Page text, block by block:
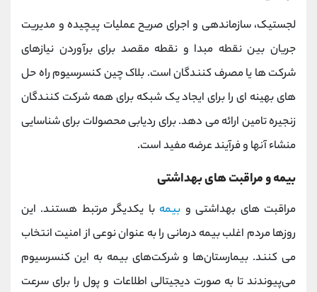
لجستیک، سازماندهی و اجرای صریح عملیات پیچیده و مدیریت
جریان بین نقطه مبدا و نقطه مقصد برای برآوردن نیازهای
شرکت ها یا مصرف کنندگان است. بلاک چین کنسرسیوم راه حل
های بهینه ای را برای ایجاد یک شبکه برای همه شرکت کنندگان
زنجیره تامین ارائه می دهد. برای ردیابی محصولات برای شناسایی
منشاء آنها و فرآیند عرضه مفید است.
بیمه و مراقبت های بهداشتی
مراقبت های بهداشتی و بیمه با یکدیگر مرتبط هستند. این
روزها مردم اغلب بیمه درمانی را به عنوان نوعی از امنیت انتخاب
می کنند. بیمارستان‌ها و شرکت‌های بیمه به این کنسرسیوم
می‌پیوندند تا به صورت دیجیتالی اطلاعات و پول را برای سرعت